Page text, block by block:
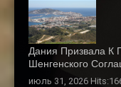
Дания Призвала К
Шенгенского
июль 31, 2026